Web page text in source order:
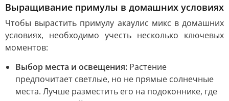
Выращивание примулы в домашних условиях
Чтобы вырастить примулу акаулис микс в домашних
условиях, необходимо учесть несколько ключевых
моментов:
Выбор места и освещения: Растение
предпочитает светлые, но не прямые солнечные
места. Лучше разместить его на подоконнике, где